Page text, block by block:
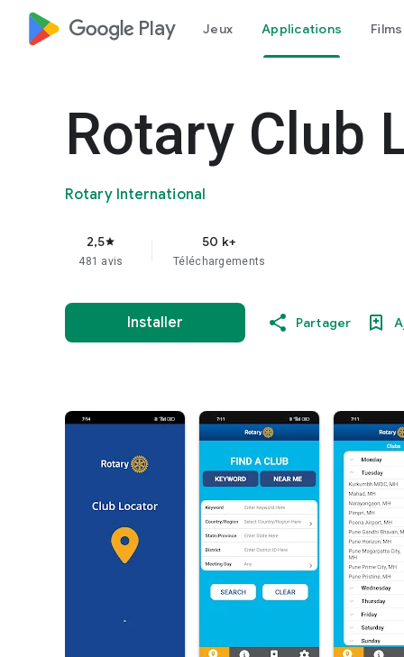
google_logo Play Jeux Applications
Rotary Club
Rotary International
2,5star
481 avis
50 k+
Téléchargements
Installer Partager